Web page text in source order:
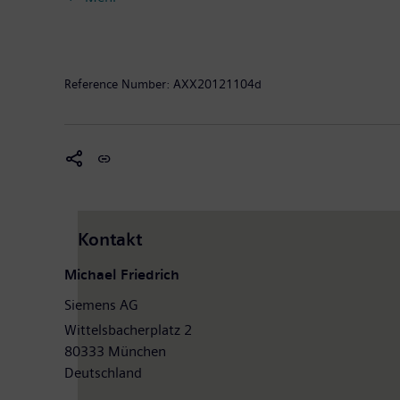
Reference Number: AXX20121104d
Kontakt
Michael Friedrich
Siemens AG
Wittelsbacherplatz 2
80333 München
Deutschland